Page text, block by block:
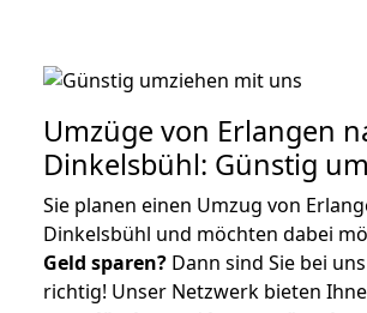
Umzüge von Erlangen
Dinkelsbühl: Günstig
Sie planen einen Umzug von
Dinkelsbühl und möchten dabei
Geld sparen? Dann sind Sie bei
richtig! Unser Netzwerk bieten